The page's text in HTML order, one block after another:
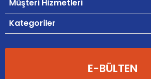
Müşteri Hizmetleri
Kategoriler
E-BÜLTEN